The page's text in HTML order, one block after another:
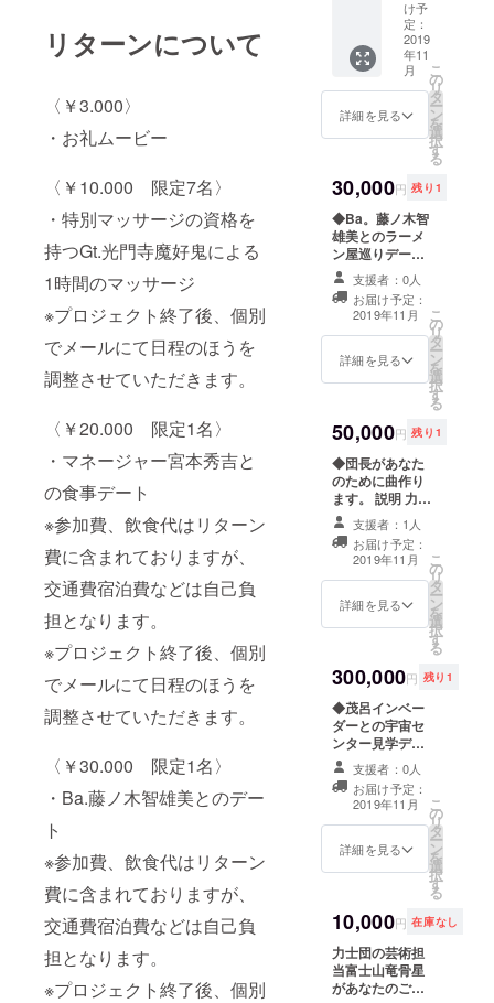
リターンについて
〈￥3.000〉
・お礼ムービー
〈￥10.000 限定7名〉
・特別マッサージの資格を
持つGt.光門寺魔好鬼による
1時間のマッサージ
※プロジェクト終了後、個別
でメールにて日程のほうを
調整させていただきます。
〈￥20.000 限定1名〉
・マネージャー宮本秀吉と
の食事デート
※参加費、飲食代はリターン
費に含まれておりますが、
交通費宿泊費などは自己負
担となります。
※プロジェクト終了後、個別
でメールにて日程のほうを
調整させていただきます。
〈￥30.000 限定1名〉
・Ba.藤ノ木智雄美とのデー
ト
※参加費、飲食代はリターン
費に含まれておりますが、
交通費宿泊費などは自己負
担となります。
※プロジェクト終了後、個別
いたし
ます。
小学生
はコー
ス内容
が異な
りま
時:2019
日
17:00〜
のみの面会とさ
せていただきま
す。
ン第四
弾！ 力
士団Vo.
桂とカ
ラオケ
デート
リター
ン！ 内
容はア
指定し
たカラ
オケ
ボック
スまで
張！ そ
して歌
う！ア
ナタの
ためだ
セク
シーボ
イスを
手に入
れたい
方必
見！ ご
要望が
あれば
桂流
ボーカ
きま
ラオケ
時間は
二時間
とさせ
ていた
だきま
す！ ※
ケのご
利用料
費はご
ださ
い。
け予
定：
2019
年11
月
詳細を見る
こ
の
リ
タ
ー
ン
を
選
択
す
る
30,000円 残り1
◆Ba。藤ノ木智
雄美とのラーメ
ン屋巡りデー
ト ～夜は山岡
家～ 説明 力士団
ベーシスト藤ノ
木智雄美との
ラーメン屋巡り
デートです。 夜
の山岡家にも行
けるプランで
す。 プロジェク
ト終了後個別に
てメールでの日
程調整をさせて
いただきます。
当日はご指定の
待ち合わせ場所
迎えに行き、そ
の後は智雄美車
び飲食代はかか
りませんが、待
ち合わせ場所ま
での交通費はご
負担ください。
時間は13時～20
時を予定してお
ります。 ※安全
性を考慮し、公
面会とさせてい
ただきます。
支援者：0人
お届け予定：
2019年11月
詳細を見る
こ
の
リ
タ
ー
ン
を
選
択
す
る
50,000円 残り1
◆団長があなた
のために曲作り
ます。 説明 力士
団の曲をすべて
作詞作曲してい
る団長幕之内桂
があなたのため
に本気で曲を作
らせていただき
ます。 ご要望に
りとお申し付け
ください！ 企業
様のご依頼もお
待ちしておりま
す。
支援者：1人
お届け予定：
2019年11月
詳細を見る
こ
の
リ
タ
ー
ン
を
選
択
す
る
300,000円 残り1
◆茂呂インベー
ダーとの宇宙セ
ンター見学デー
ト 説明 力士団ダ
ンサー茂呂イン
ベーダーとのつ
くば宇宙セン
ター見学デート
になります。 プ
せていただきま
す。 当日は待ち
合わせ場所まで
茂呂が迎えに行
き、その後は茂
支援者：0人
お届け予定：
2019年11月
詳細を見る
こ
の
リ
タ
ー
ン
を
選
択
す
る
10,000円 在庫なし
力士団の芸術担
当富士山竜骨星
があなたのご要